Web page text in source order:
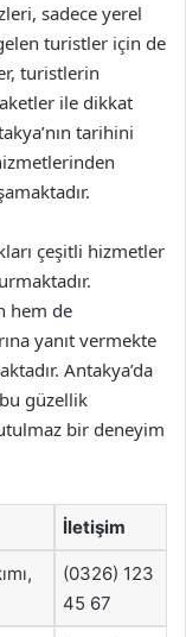
sadece yerel
turistler için de
turistlerin
ile dikkat
tarihini
çeşitli hizmetler
hem de
yanıt vermekte
Antakya’da
güzellik
bir deneyim
İletişim
(0326) 123
45 67